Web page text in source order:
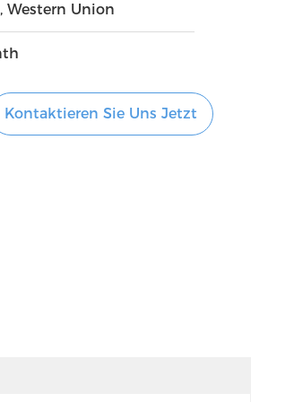
Western Union
Kontaktieren Sie Uns Jetzt